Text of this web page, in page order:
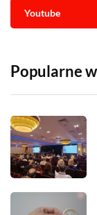
Youtube
Popularne